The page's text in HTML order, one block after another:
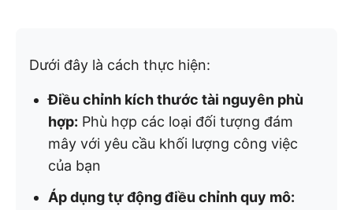
Dưới đây là cách thực hiện:
Điều chỉnh kích thước tài nguyên phù
hợp: Phù hợp các loại đối tượng đám
mây với yêu cầu khối lượng công việc
của bạn
Áp dụng tự động điều chỉnh quy mô: